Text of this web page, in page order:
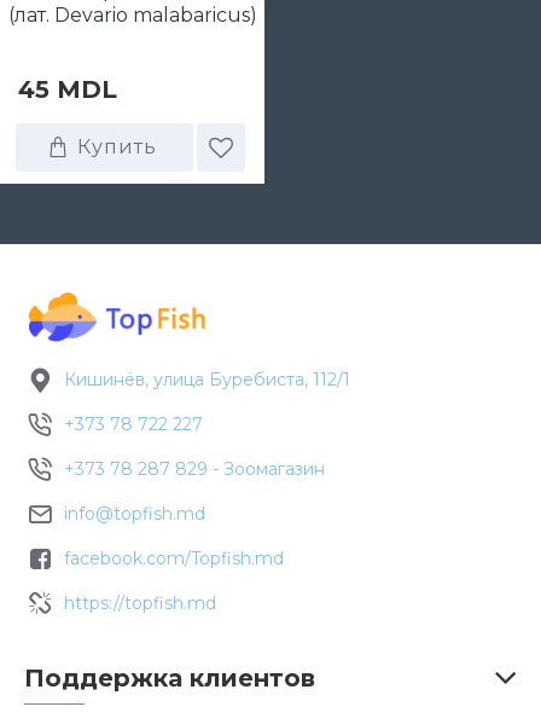
(лат. Devario malabaricus)
45 MDL
Купить
Кишинёв, улица Буребиста, 112/1
+373 78 722 227
+373 78 287 829 - Зоомагазин
info@topfish.md
facebook.com/Topfish.md
https://topfish.md
Поддержка клиентов